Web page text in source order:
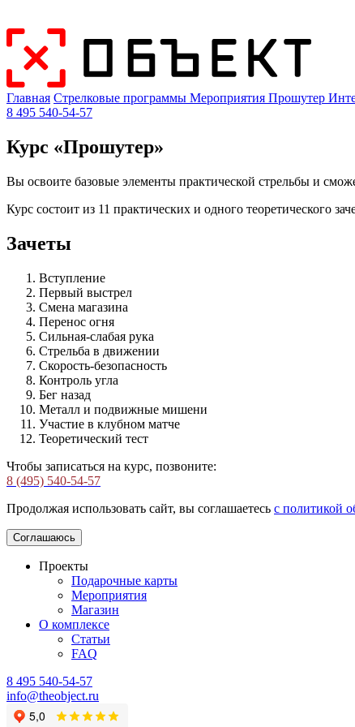
Главная Стрелковые программы Мероприятия Прошутер
8 495 540-54-57
Курс «Прошутер»
Вы освоите базовые элементы практической стрельбы и
Курс состоит из 11 практических и одного теоретического
Зачеты
Вступление
Первый выстрел
Смена магазина
Перенос огня
Сильная-слабая рука
Стрельба в движении
Скорость-безопасность
Контроль угла
Бег назад
Металл и подвижные мишени
Участие в клубном матче
Теоретический тест
Чтобы записаться на курс, позвоните:
8 (495) 540-54-57
Продолжая использовать сайт, вы соглашаетесь с политикой
Соглашаюсь
Проекты
Подарочные карты
Мероприятия
Магазин
О комплексе
Статьи
FAQ
8 495 540-54-57
info@theobject.ru